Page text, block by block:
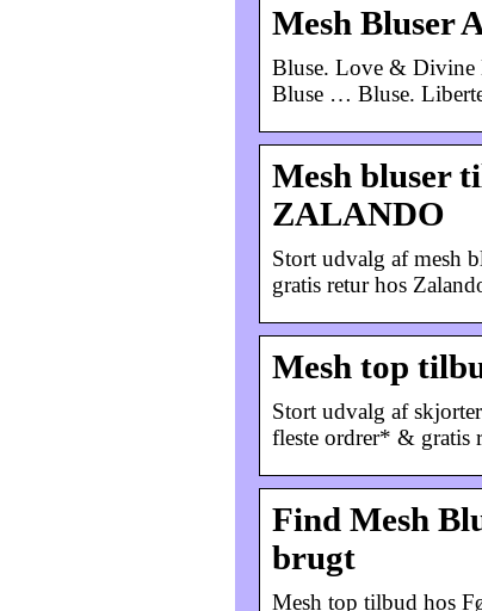
Mesh Bluser
Bluse. Love & Divine
Bluse … Bluse.
Mesh bluser
ZALANDO
Stort udvalg af mesh
gratis retur hos
Mesh top
Stort udvalg af
fleste ordrer* & gratis
Find Mesh
brugt
Mesh top tilbud hos